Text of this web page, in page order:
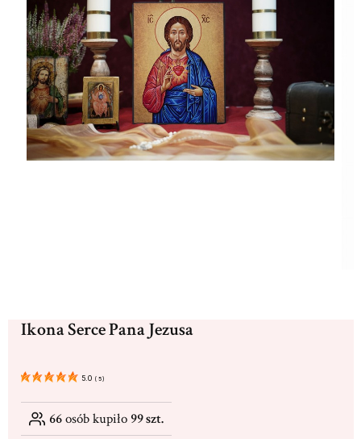
Ikona Serce Pana Jezusa
5.0 ( 5)
66osób kupiło99 szt.